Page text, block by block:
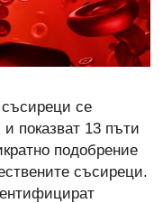
се
показват 13 пъти
подобрение
съсиреци.